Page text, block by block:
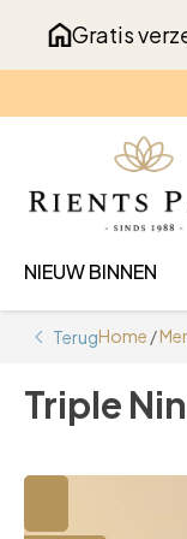
Gratis
NIEUW BINNEN
TerugHome /
Triple